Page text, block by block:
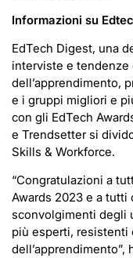
Informazioni su
EdTech Digest, una
interviste e
dell’apprendimento,
e i gruppi migliori e
con gli EdTech
e Trendsetter si
Skills & Workforce.
“Congratulazioni a
Awards 2023 e a
sconvolgimenti degli
più esperti,
dell’apprendimento”,